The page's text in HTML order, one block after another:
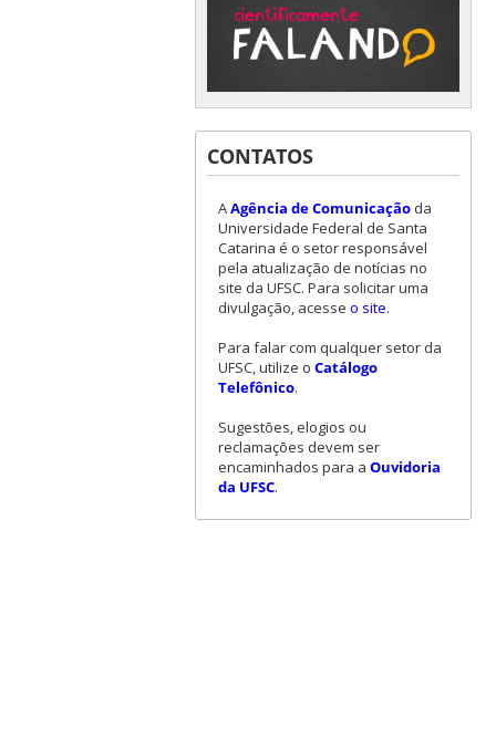
CONTATOS
AAgência de Comunicaçãoda
Universidade Federal de Santa
Catarina é o setor responsável
pela atualização de notícias no
site da UFSC. Para solicitar uma
divulgação, acesse o site.
Para falar com qualquer setor da
UFSC, utilize o Catálogo
Telefônico.
Sugestões, elogios ou
reclamações devem ser
encaminhados para a Ouvidoria
da UFSC.